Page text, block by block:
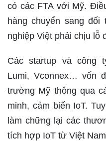
có các FTA với Mỹ.
hàng chuyển sang đối
nghiệp Việt phải chịu lỗ
Các startup và công
Lumi, Vconnex… vốn
trường Mỹ thông qua
minh, cảm biến IoT.
làm chững lại các
tích hợp IoT từ Việt